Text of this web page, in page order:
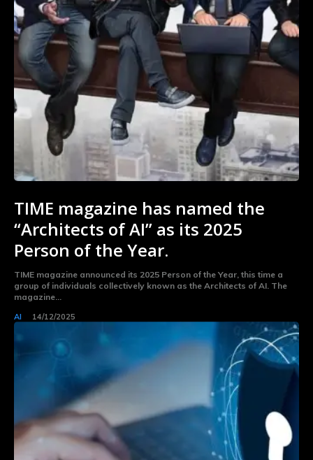
Subscribe now
To access premium
content
Subscribe now
To access premium
content
TIME magazine has named the
“Architects of AI” as its 2025
Person of the Year.
TIME magazine announced its 2025 Person of the Year, this time a
group of individuals collectively known as the Architects of AI. The
magazine...
AI 14/12/2025